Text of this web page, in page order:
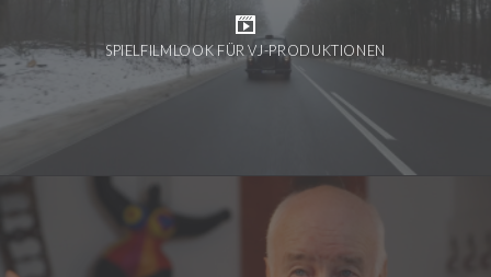
SPIELFILMLOOK FÜR VJ-PRODUKTIONEN